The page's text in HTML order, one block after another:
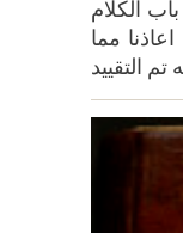
الكلام
مما